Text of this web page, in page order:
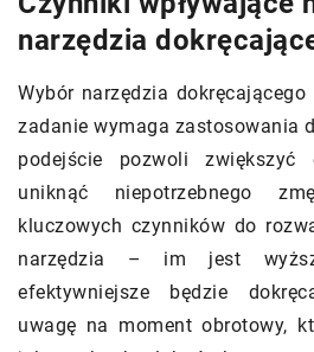
narzędzia
Wybór narzędzia
zadanie wymaga zastosowania
podejście pozwoli
uniknąć niepotrzebnego
kluczowych czynników do
narzędzia – im jest
efektywniejsze będzie
uwagę na moment obrotowy,